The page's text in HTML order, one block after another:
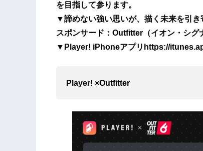
を目指して参ります。
▼諦めない強い思いが、描く未来を引
スポンサード：Outfitter（イオン・シグ
▼Player! iPhoneアプリhttps://
Player! ×Outfitter